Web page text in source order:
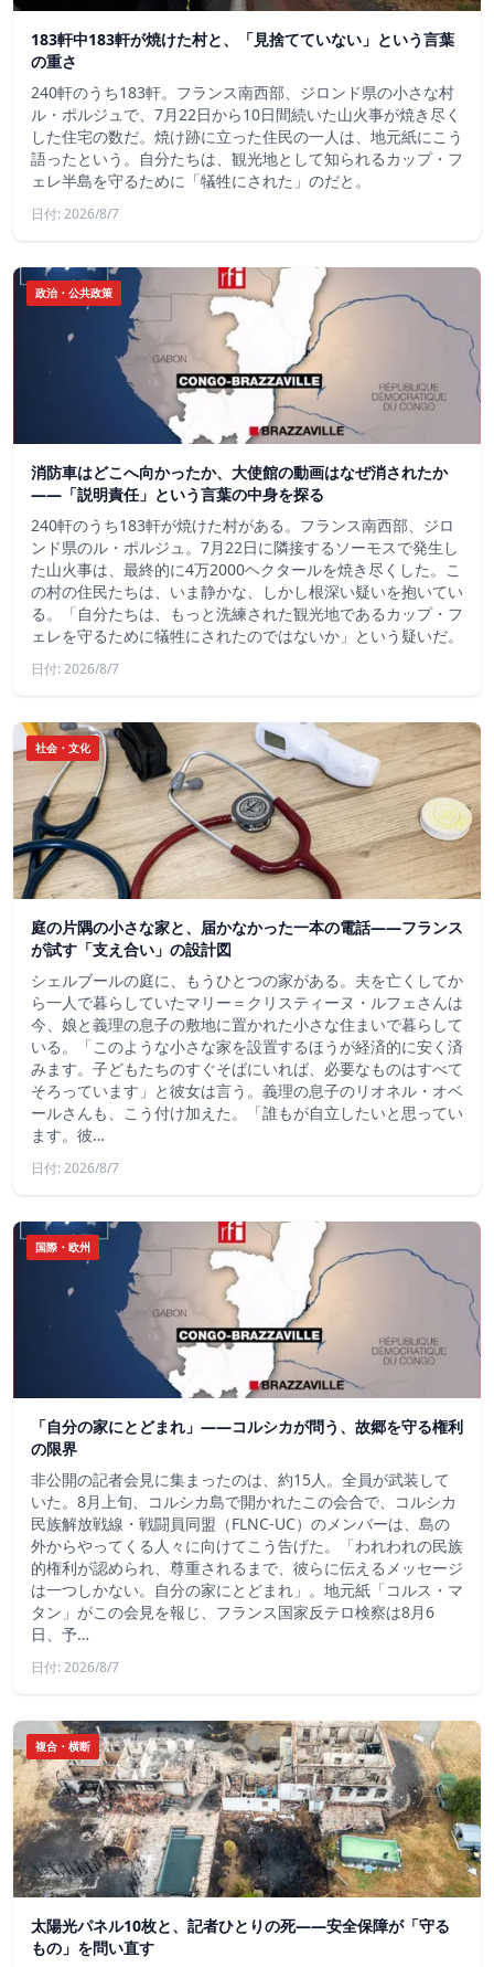
183軒中183軒が焼けた村と、「見捨てていない」という言葉
の重さ
240軒のうち183軒。フランス南西部、ジロンド県の小さな村
ル・ポルジュで、7月22日から10日間続いた山火事が焼き尽く
した住宅の数だ。焼け跡に立った住民の一人は、地元紙にこう
語ったという。自分たちは、観光地として知られるカップ・フ
ェレ半島を守るために「犠牲にされた」のだと。
日付: 2026/8/7
政治・公共政策
消防車はどこへ向かったか、大使館の動画はなぜ消されたか
——「説明責任」という言葉の中身を探る
240軒のうち183軒が焼けた村がある。フランス南西部、ジロ
ンド県のル・ポルジュ。7月22日に隣接するソーモスで発生し
た山火事は、最終的に4万2000ヘクタールを焼き尽くした。こ
の村の住民たちは、いま静かな、しかし根深い疑いを抱いてい
る。「自分たちは、もっと洗練された観光地であるカップ・フ
ェレを守るために犠牲にされたのではないか」という疑いだ。
日付: 2026/8/7
社会・文化
庭の片隅の小さな家と、届かなかった一本の電話——フランス
が試す「支え合い」の設計図
シェルブールの庭に、もうひとつの家がある。夫を亡くしてか
ら一人で暮らしていたマリー＝クリスティーヌ・ルフェさんは
今、娘と義理の息子の敷地に置かれた小さな住まいで暮らして
いる。「このような小さな家を設置するほうが経済的に安く済
みます。子どもたちのすぐそばにいれば、必要なものはすべて
そろっています」と彼女は言う。義理の息子のリオネル・オベ
ールさんも、こう付け加えた。「誰もが自立したいと思ってい
ます。彼…
日付: 2026/8/7
国際・欧州
「自分の家にとどまれ」——コルシカが問う、故郷を守る権利
の限界
非公開の記者会見に集まったのは、約15人。全員が武装して
いた。8月上旬、コルシカ島で開かれたこの会合で、コルシカ
民族解放戦線・戦闘員同盟（FLNC-UC）のメンバーは、島の
外からやってくる人々に向けてこう告げた。「われわれの民族
的権利が認められ、尊重されるまで、彼らに伝えるメッセージ
は一つしかない。自分の家にとどまれ」。地元紙「コルス・マ
タン」がこの会見を報じ、フランス国家反テロ検察は8月6
日、予…
日付: 2026/8/7
複合・横断
太陽光パネル10枚と、記者ひとりの死——安全保障が「守る
もの」を問い直す